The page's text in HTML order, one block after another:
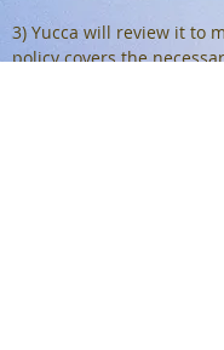
3) Yucca will review it to
policy covers the